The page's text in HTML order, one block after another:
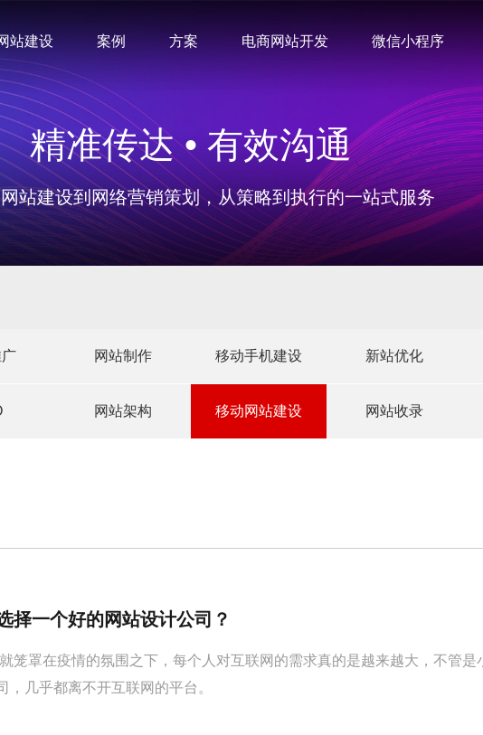
站建设 案例 方案 电商网站开发 微信小程序
精准传达 • 有效沟通
站建设到网络营销策划，从策略到执行的一站式服务
网站制作 移动手机建设 新站优化
网站架构 移动网站建设 网站收录
择一个好的网站设计公司？
笼罩在疫情的氛围之下，每个人对互联网的需求真的是越来越大，不管
，几乎都离不开互联网的平台。